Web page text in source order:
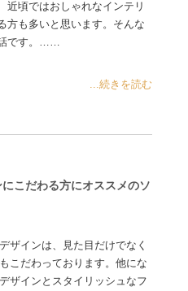
近頃ではおしゃれなインテリ
方も多いと思います。そんな
話です。……
...続きを読む
こだわる方にオススメのソ
ザインは、見た目だけでなく
こだわっております。他にな
ザインとスタイリッシュなフ